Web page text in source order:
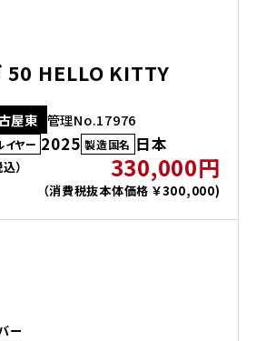
50 HELLO KITTY
屋東 管理No.17976
イヤー 2025 製造国名 日本
） 330,000円
（消費税抜本体価格 ￥300,000)
ー
ム 水戸北